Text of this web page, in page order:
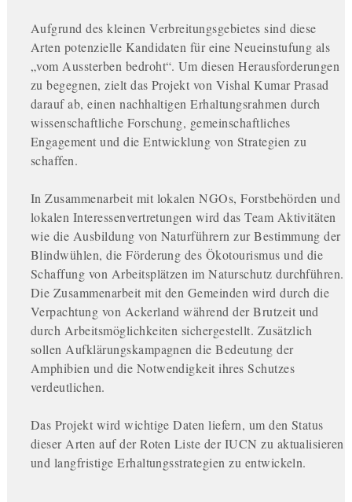
Aufgrund des kleinen Verbreitungsgebietes sind diese
Arten potenzielle Kandidaten für eine Neueinstufung als
„vom Aussterben bedroht“. Um diesen Herausforderungen
zu begegnen, zielt das Projekt von Vishal Kumar Prasad
darauf ab, einen nachhaltigen Erhaltungsrahmen durch
wissenschaftliche Forschung, gemeinschaftliches
Engagement und die Entwicklung von Strategien zu
schaffen.
In Zusammenarbeit mit lokalen NGOs, Forstbehörden und
lokalen Interessenvertretungen wird das Team Aktivitäten
wie die Ausbildung von Naturführern zur Bestimmung der
Blindwühlen, die Förderung des Ökotourismus und die
Schaffung von Arbeitsplätzen im Naturschutz durchführen.
Die Zusammenarbeit mit den Gemeinden wird durch die
Verpachtung von Ackerland während der Brutzeit und
durch Arbeitsmöglichkeiten sichergestellt. Zusätzlich
sollen Aufklärungskampagnen die Bedeutung der
Amphibien und die Notwendigkeit ihres Schutzes
verdeutlichen.
Das Projekt wird wichtige Daten liefern, um den Status
dieser Arten auf der Roten Liste der IUCN zu aktualisieren
und langfristige Erhaltungsstrategien zu entwickeln.